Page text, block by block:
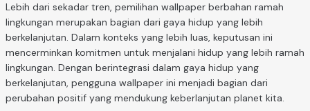
Lebih dari sekadar tren, pemilihan wallpaper berbahan ramah
lingkungan merupakan bagian dari gaya hidup yang lebih
berkelanjutan. Dalam konteks yang lebih luas, keputusan ini
mencerminkan komitmen untuk menjalani hidup yang lebih ramah
lingkungan. Dengan berintegrasi dalam gaya hidup yang
berkelanjutan, pengguna wallpaper ini menjadi bagian dari
perubahan positif yang mendukung keberlanjutan planet kita.